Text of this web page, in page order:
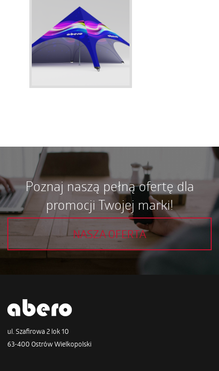
Poznaj naszą pełną ofertę dla
promocji Twojej marki!
NASZA OFERTA
ul. Szafirowa 2 lok 10
63-400 Ostrów Wielkopolski